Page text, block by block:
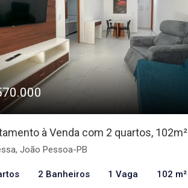
à Venda com 2 quartos, 102m²
João Pessoa-PB
2 Banheiros 1 Vaga 102 m²